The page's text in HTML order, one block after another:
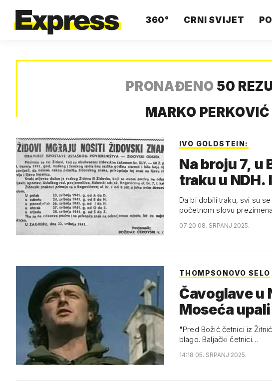
360° CRNI SVIJET
PRONAĐENO 50
MARKO
IVO GOLDSTEIN:
Na broju 7,
traku u
Da bi dobili traku, svi su
početnom slovu
07:20 08. SRPANJ 2025.
THOMPSONOVO SELO
Čavoglave u
Moseća
"Pred Božić četnici iz
blago. Baljački četnici…
14:18 05. SRPANJ 2025.